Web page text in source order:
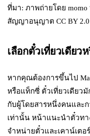
ที่มา: ภาพถ่ายโดย momo
สัญญาอนุญาต CC BY 2.0
เลือกตั๋วเที่ยวเดียว
หากคุณต้องการขึ้นไป
หรือแท็กซี่ ตั๋วเที่ยวเดียว
กับผู้โดยสารหนึ่งคนและ
เท่านั้น หน้าแนะนำตั๋วทา
จำหน่ายตั๋วและเคาน์เตอ